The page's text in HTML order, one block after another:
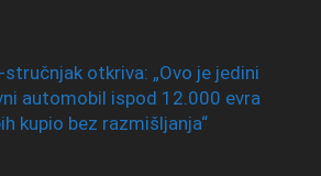
otkriva: „Ovo je jedini
automobil ispod 12.000 evra
kupio bez razmišljanja“